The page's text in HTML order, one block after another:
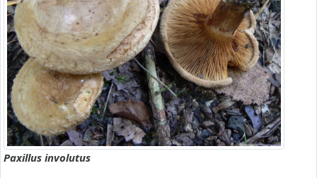
Paxillus involutus